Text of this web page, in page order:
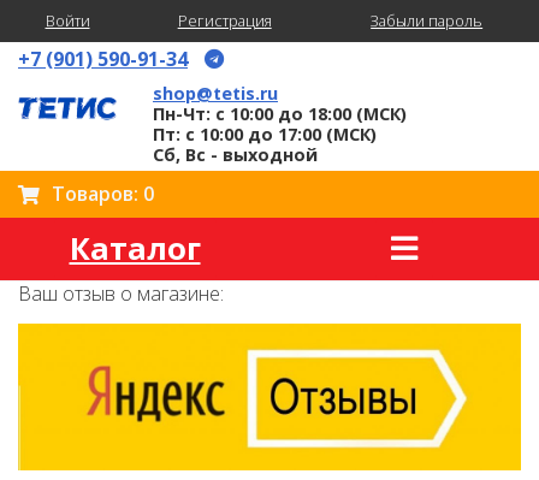
Войти Регистрация Забыли пароль
+7 (901) 590-91-34
shop@tetis.ru
Пн-Чт: с 10:00 до 18:00 (МСК)
Пт: с 10:00 до 17:00 (МСК)
Сб, Вс - выходной
Товаров: 0
Каталог
Ваш отзыв о магазине: